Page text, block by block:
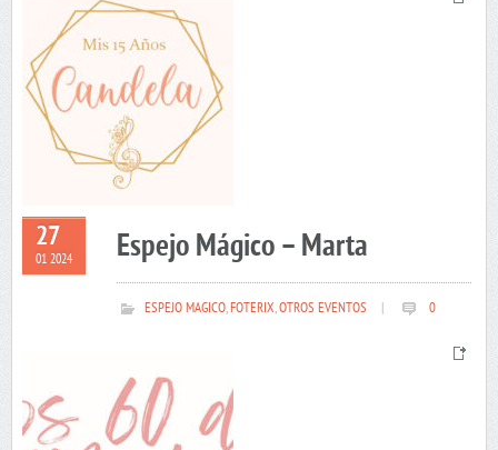
27
01 2024 Espejo Mágico – Marta
ESPEJO MAGICO,FOTERIX,OTROS EVENTOS 0